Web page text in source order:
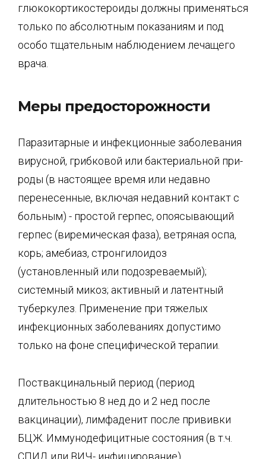
глюкокортикостероиды должны применяться
только по абсолют­ным показаниям и под
особо тщательным наблюдением лечащего
врача.
Меры предосторожности
Паразитарные и инфекционные заболевания
вирусной, грибковой или бактериальной при­
роды (в настоящее время или недавно
перенесенные, включая недавний контакт с
боль­ным) - простой герпес, опоясывающий
герпес (виремическая фаза), ветряная оспа,
корь; амебиаз, стронгилоидоз
(установленный или подозреваемый);
системный микоз; активный и латентный
туберкулез. Применение при тяжелых
инфекционных заболеваниях допусти­мо
только на фоне специфической терапии.
Поствакцинальный период (период
длительностью 8 нед до и 2 нед после
вакцинации), лимфаденит после прививки
БЦЖ. Иммунодефицитные состояния (в т.ч.
СПИД или ВИЧ- инфицирование).